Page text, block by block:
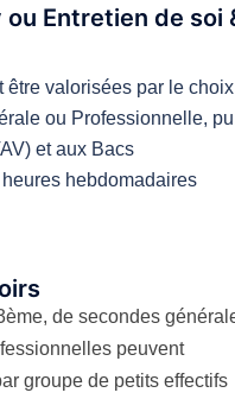
Entretien de soi
être valorisées par le choix
ou Professionnelle,
et aux Bacs
hebdomadaires
de secondes
peuvent
groupe de petits effectifs